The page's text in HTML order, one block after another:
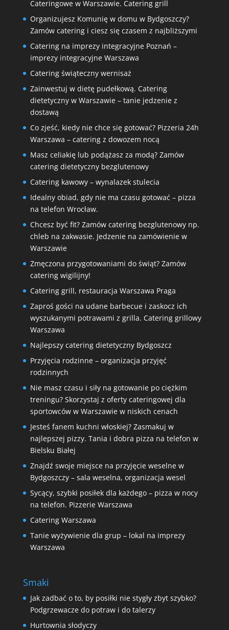
Cateringowe w Warszawie. Catering grill
Organizujesz Komunię w domu w Bydgoszczy?
Zamów catering i ciesz się czasem z najbliższymi
Catering na imprezy integracyjne Poznań –
imprezy integracyjne Warszawa
Catering świąteczny wernisaż
Zainwestuj w dietę pudełkową. Catering
dietetyczny w Warszawie – tanie jedzenie z
dostawą
Co zjeść, kiedy nie chce się gotować? Pizzeria 24h
Warszawa – catering z dowozem nocą
Masz celiakię lub podążasz za modą? Zamów
catering dietetyczny bezglutenowy
Catering kawowy – wynalazek stulecia
Idealny obiad, gdy nie ma czasu gotować – pizza
na telefon Wrocław.
Chcesz być fit? Zamów catering bezglutenowy np.
chleb na zakwasie. Jedzenie na zamówienie w
Warszawie
Zmęczona przygotowaniami do świąt? Zamów
catering wigilijny!
Catering grill, restauracja Warszawa Praga
Zaproś gości na udane barbecue i zaskocz ich
wyszukanymi potrawami z grilla. Catering grillowy
Warszawa
Najlepszy catering dietetyczny Bydgoszcz
Przyjęcia rodzinne – organizacja przyjęć
rodzinnych
Nie masz czasu i siły na gotowanie po ciężkim
treningu? Skorzystaj z oferty cateringowej dla
sportowców w Warszawie w niskich cenach
Jesteś fanem kuchni włoskiej? Zasmakuj w
najlepszej pizzy. Tania i dobra pizza na telefon w
Bielsku Białej
Znajdź swoje miejsce na przyjęcie weselne w
Bydgoszczy – sala weselna, organizacja wesel
Sycący, szybki posiłek dla każdego – pizza w nocy
na telefon. Pizzerie Warszawa
Catering Warszawa
Tanie wyżywienie dla grup – lokal na imprezy
Warszawa
Smaki
Jak zadbać o to, by posiłki nie stygły zbyt szybko?
Podgrzewacze do potraw i do talerzy
Hurtownia słodyczy